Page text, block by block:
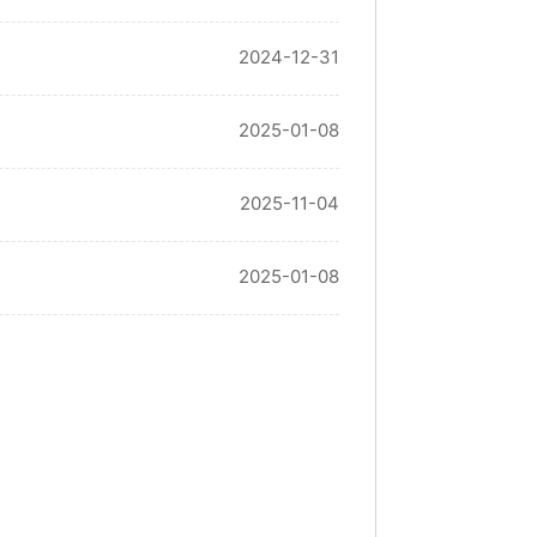
2024-12-31
2025-01-08
2025-11-04
2025-01-08